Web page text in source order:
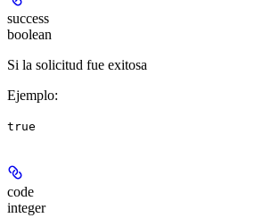
success
boolean
Si la solicitud fue exitosa
Ejemplo:
true
code
integer